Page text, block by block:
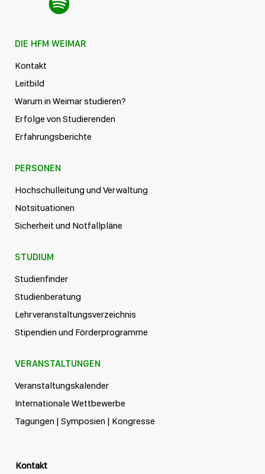
DIE HFM WEIMAR
Kontakt
Leitbild
Warum in Weimar studieren?
Erfolge von Studierenden
Erfahrungsberichte
PERSONEN
Hochschulleitung und Verwaltung
Notsituationen
Sicherheit und Notfallpläne
STUDIUM
Studienfinder
Studienberatung
Lehrveranstaltungsverzeichnis
Stipendien und Förderprogramme
VERANSTALTUNGEN
Veranstaltungskalender
Internationale Wettbewerbe
Tagungen | Symposien | Kongresse
Kontakt